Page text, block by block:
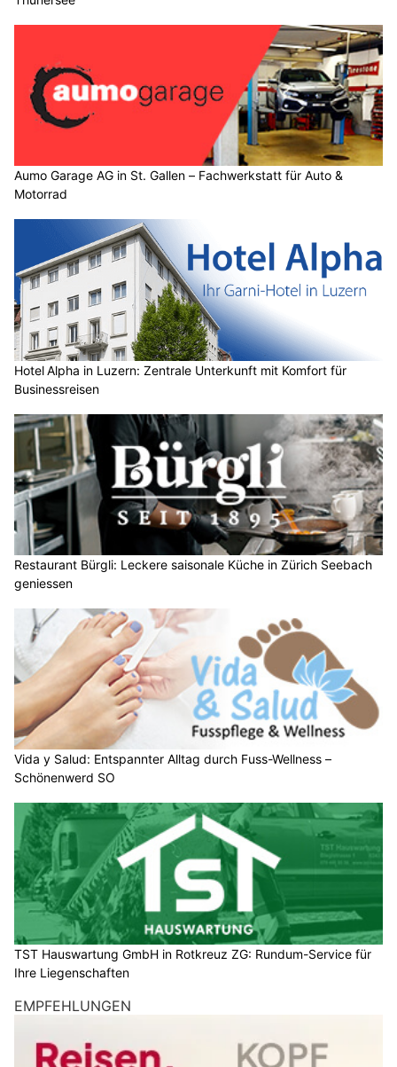
Aumo Garage AG in St. Gallen – Fachwerkstatt für Auto &
Motorrad
Hotel Alpha in Luzern: Zentrale Unterkunft mit Komfort für
Businessreisen
Restaurant Bürgli: Leckere saisonale Küche in Zürich Seebach
geniessen
Vida y Salud: Entspannter Alltag durch Fuss-Wellness –
Schönenwerd SO
TST Hauswartung GmbH in Rotkreuz ZG: Rundum-Service für
Ihre Liegenschaften
EMPFEHLUNGEN